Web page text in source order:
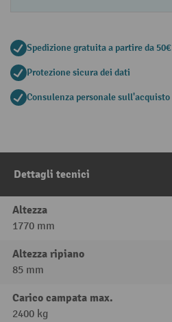
Spedizione gratuita a partire da 50€
Protezione sicura dei dati
Consulenza personale sull'acquisto
Dettagli tecnici
Altezza
1770 mm
Altezza ripiano
85 mm
Carico campata max.
2400 kg